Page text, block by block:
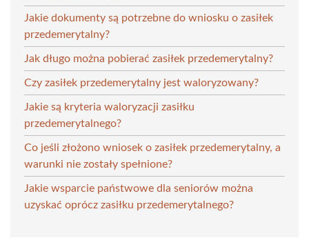
Jakie dokumenty są potrzebne do wniosku o zasiłek
przedemerytalny?
Jak długo można pobierać zasiłek przedemerytalny?
Czy zasiłek przedemerytalny jest waloryzowany?
Jakie są kryteria waloryzacji zasiłku
przedemerytalnego?
Co jeśli złożono wniosek o zasiłek przedemerytalny, a
warunki nie zostały spełnione?
Jakie wsparcie państwowe dla seniorów można
uzyskać oprócz zasiłku przedemerytalnego?